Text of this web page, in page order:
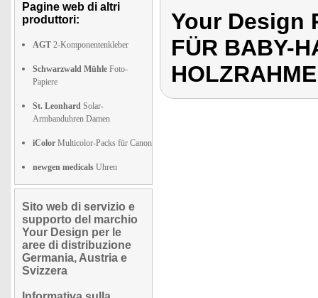
Pagine web di altri
produttori:
AGT 2-Komponentenkleber
Schwarzwald Mühle Foto-
Papiere
St. Leonhard Solar-
Armbanduhren Damen
iColor Multicolor-Packs für Canon
newgen medicals Uhren
Sito web di servizio e
supporto del marchio
Your Design per le
aree di distribuzione
Germania, Austria e
Svizzera
Your Design
FÜR BABY-